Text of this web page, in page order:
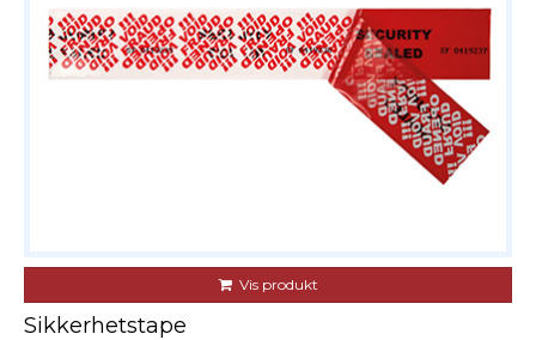
Vis produkt
Sikkerhetstape